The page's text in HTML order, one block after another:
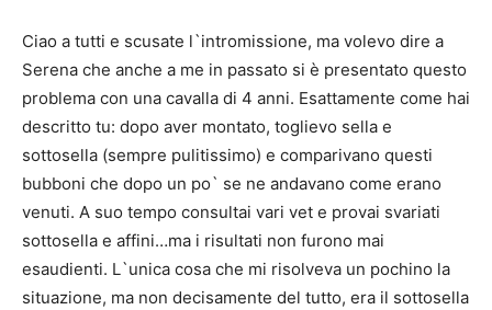
Ciao a tutti e scusate l`intromissione, ma volevo dire a
Serena che anche a me in passato si è presentato questo
problema con una cavalla di 4 anni. Esattamente come hai
descritto tu: dopo aver montato, toglievo sella e
sottosella (sempre pulitissimo) e comparivano questi
bubboni che dopo un po` se ne andavano come erano
venuti. A suo tempo consultai vari vet e provai svariati
sottosella e affini…ma i risultati non furono mai
esaudienti. L`unica cosa che mi risolveva un pochino la
situazione, ma non decisamente del tutto, era il sottosella